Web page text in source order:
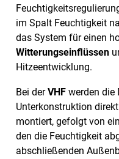
im Spalt Feuchtigkeit
das System für einen
Witterungseinflüssen
Hitzeentwicklung.
Bei derVHF werden die
Unterkonstruktion
montiert, gefolgt von
den die Feuchtigkeit
abschließenden